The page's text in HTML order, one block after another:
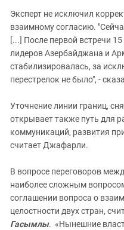
Эксперт не исключил
взаимному согласию.
[...] После первой встречи
лидеров Азербайджана и
стабилизировалась, за
перестрелок не было", -
Уточнение линии границ,
открывает также путь для
коммуникаций, развития
считает Джафарли.
В вопросе переговоров
наиболее сложным
соглашении вопроса о
целостности двух стран,
Гасымлы. «Нынешние